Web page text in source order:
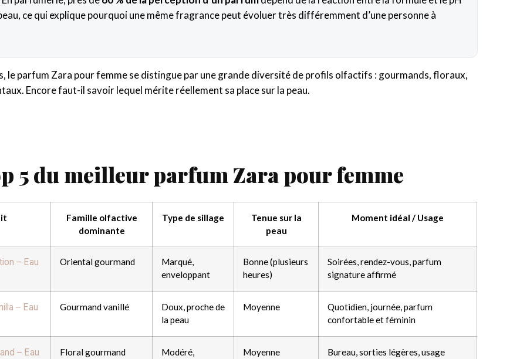
ce qui explique pourquoi une même fragrance peut évoluer très différemment d’une personne à
le parfum Zara pour femme se distingue par une grande diversité de profils olfactifs : gourmands, floraux,
Encore faut-il savoir lequel mérite réellement sa place sur la peau.
5 du meilleur parfum Zara pour femme
Famille olfactive
dominante
Type de sillage
Tenue sur la
peau
Moment idéal / Usage
– Eau
Oriental gourmand
Marqué,
enveloppant
Bonne (plusieurs
heures)
Soirées, rendez-vous, parfum
signature affirmé
– Eau
Gourmand vanillé
Doux, proche de
la peau
Moyenne
Quotidien, journée, parfum
confortable et féminin
– Eau
Floral gourmand
Modéré,
Moyenne
Bureau, sorties légères, usage